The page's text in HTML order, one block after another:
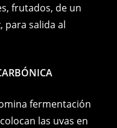
frutados, de un
para salida al
fermentación
las uvas en